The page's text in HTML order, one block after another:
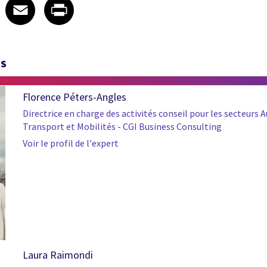
Facebook
Email
Florence Péters-Angles
Directrice en charge des activités conseil pour les secteurs
Transport et Mobilités - CGI Business Consulting
Voir le profil de l'expert
Laura Raimondi